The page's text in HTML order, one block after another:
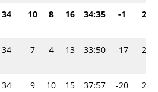
34 10 8 16 34:35 -1 28-
34 7 4 13 33:50 -17 28-
34 9 10 15 37:57 -20 28-